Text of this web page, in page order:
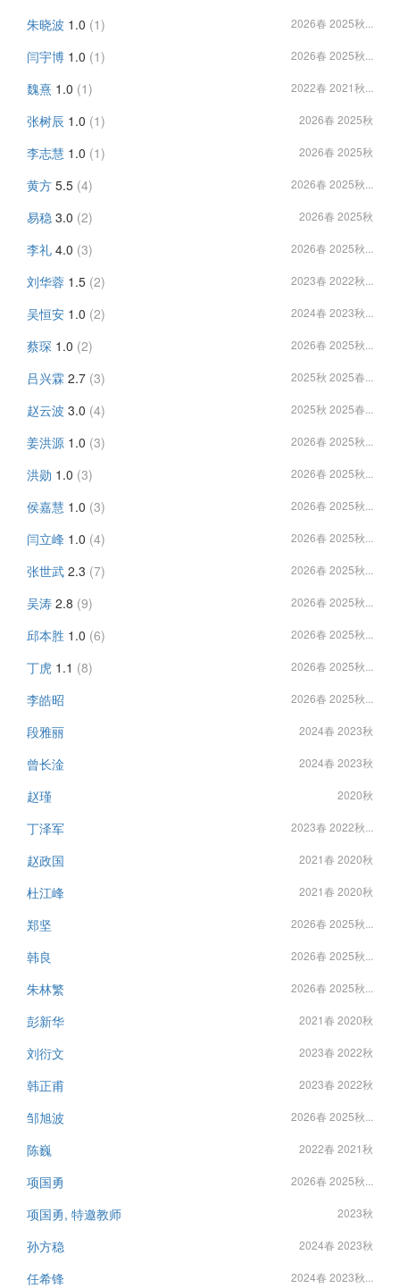
朱晓波 1.0 (1) 2026春 2025秋...
闫宇博 1.0 (1) 2026春 2025秋...
魏熹 1.0 (1) 2022春 2021秋...
张树辰 1.0 (1) 2026春 2025秋
李志慧 1.0 (1) 2026春 2025秋
黄方 5.5 (4) 2026春 2025秋...
易稳 3.0 (2) 2026春 2025秋
李礼 4.0 (3) 2026春 2025秋...
刘华蓉 1.5 (2) 2023春 2022秋...
吴恒安 1.0 (2) 2024春 2023秋...
蔡琛 1.0 (2) 2026春 2025秋...
吕兴霖 2.7 (3) 2025秋 2025春...
赵云波 3.0 (4) 2025秋 2025春...
姜洪源 1.0 (3) 2026春 2025秋...
洪勋 1.0 (3) 2026春 2025秋...
侯嘉慧 1.0 (3) 2026春 2025秋...
闫立峰 1.0 (4) 2026春 2025秋...
张世武 2.3 (7) 2026春 2025秋...
吴涛 2.8 (9) 2026春 2025秋...
邱本胜 1.0 (6) 2026春 2025秋...
丁虎 1.1 (8) 2026春 2025秋...
李皓昭 2026春 2025秋...
段雅丽 2024春 2023秋
曾长淦 2024春 2023秋
赵瑾 2020秋
丁泽军 2023春 2022秋...
赵政国 2021春 2020秋
杜江峰 2021春 2020秋
郑坚 2026春 2025秋...
韩良 2026春 2025秋...
朱林繁 2026春 2025秋...
彭新华 2021春 2020秋
刘衍文 2023春 2022秋
韩正甫 2023春 2022秋
邹旭波 2026春 2025秋...
陈巍 2022春 2021秋
项国勇 2026春 2025秋...
项国勇, 特邀教师 2023秋
孙方稳 2024春 2023秋
任希锋 2024春 2023秋...